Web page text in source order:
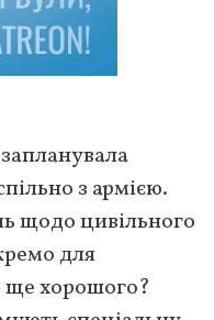
з армією.
щодо цивільного
для
хорошого?